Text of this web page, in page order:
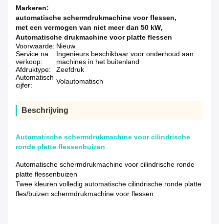
Markeren:
automatische schermdrukmachine voor flessen,
met een vermogen van niet meer dan 50 kW,
Automatische drukmachine voor platte flessen
Voorwaarde: Nieuw
Service na
verkoop:
Ingenieurs beschikbaar voor onderhoud aan
machines in het buitenland
Afdruktype:
Zeefdruk
Automatisch
cijfer:
Volautomatisch
Beschrijving
Automatische schermdrukmachine voor cilindrische
ronde platte flessenbuizen
Automatische schermdrukmachine voor cilindrische ronde
platte flessenbuizen
Twee kleuren volledig automatische cilindrische ronde platte
fles/buizen schermdrukmachine voor flessen